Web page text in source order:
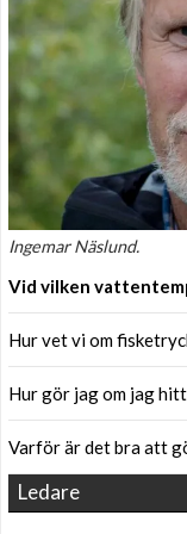
Ingemar Näslund.
Vid vilken
Hur vet vi om
Hur gör jag om jag
Varför är det bra att
Ledare